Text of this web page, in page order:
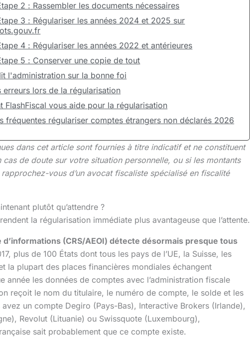
2 : Rassembler les documents nécessaires
3 : Régulariser les années 2024 et 2025 sur
4 : Régulariser les années 2022 et antérieures
5 : Conserver une copie de tout
l'administration sur la bonne foi
erreurs lors de la régularisation
FlashFiscal vous aide pour la régularisation
fréquentes régulariser comptes étrangers non déclarés 2026
dans cet article sont fournies à titre indicatif et ne constituent
cas de doute sur votre situation personnelle, ou si les montants
vous d’un avocat fiscaliste spécialisé en fiscalité
plutôt qu’attendre ?
la régularisation immédiate plus avantageuse que l’attente.
d’informations (CRS/AEOI) détecte désormais presque tous
plus de 100 États dont tous les pays de l’UE, la Suisse, les
la plupart des places financières mondiales échangent
année les données de comptes avec l’administration fiscale
reçoit le nom du titulaire, le numéro de compte, le solde et les
un compte Degiro (Pays-Bas), Interactive Brokers (Irlande),
Revolut (Lituanie) ou Swissquote (Luxembourg),
sait probablement que ce compte existe.